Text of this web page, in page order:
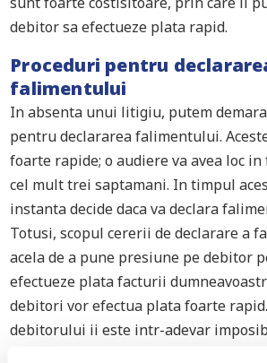
debitor sa efectueze plata rapid.
Proceduri pentru
falimentului
In absenta unui litigiu, putem
pentru declararea falimentului.
foarte rapide; o audiere va avea loc
cel mult trei saptamani. In timpul
instanta decide daca va declara
Totusi, scopul cererii de declarare a
acela de a pune presiune pe debitor
efectueze plata facturii
debitori vor efectua plata foarte
debitorului ii este intr-adevar